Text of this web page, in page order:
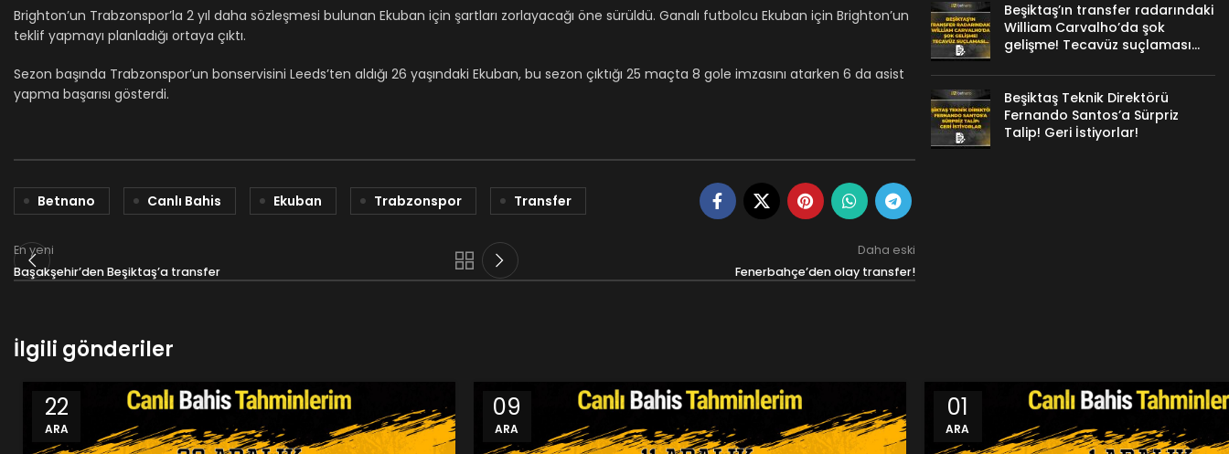
Brighton’un Trabzonspor’la 2 yıl daha sözleşmesi bulunan Ekuban için şartları zorlayacağı öne sürüldü. Ganalı futbolcu Ekuban için Brighton’un
teklif yapmayı planladığı ortaya çıktı.
Sezon başında Trabzonspor’un bonservisini Leeds’ten aldığı 26 yaşındaki Ekuban, bu sezon çıktığı 25 maçta 8 gole imzasını atarken 6 da asist
yapma başarısı gösterdi.
Betnano Canlı Bahis Ekuban Trabzonspor Transfer
En yeni
Başakşehir’den Beşiktaş’a transfer
Daha eski
Fenerbahçe’den olay transfer!
İlgili gönderiler
22
ARA
09
ARA
01
ARA
Beşiktaş’ın transfer radarındaki
William Carvalho’da şok
gelişme! Tecavüz suçlaması…
Beşiktaş Teknik Direktörü
Fernando Santos’a Sürpriz
Talip! Geri İstiyorlar!